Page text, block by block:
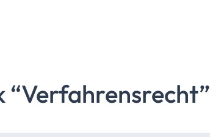
“Verfahrensrecht”